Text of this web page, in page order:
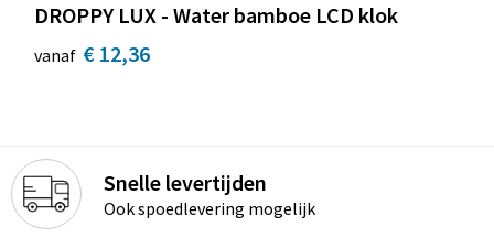
DROPPY LUX - Water bamboe LCD klok
vanaf € 12,36
Snelle levertijden
Ook spoedlevering mogelijk